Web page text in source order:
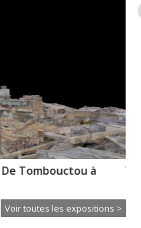
Tombouctou à
Voir toutes les expositions >